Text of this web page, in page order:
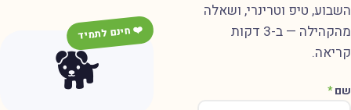
טיפ וטרינרי, ושאלה
מהקהילה — ב-3 דקות
*
🐕
❤️ חינם לתמיד